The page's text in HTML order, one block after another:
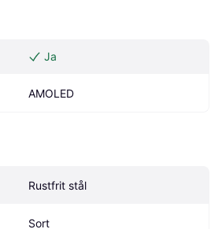
Ja
AMOLED
Rustfrit stål
Sort